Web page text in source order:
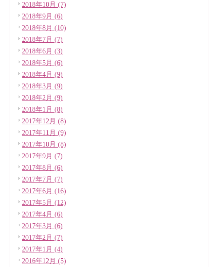
2018年10月 (7)
2018年9月 (6)
2018年8月 (10)
2018年7月 (7)
2018年6月 (3)
2018年5月 (6)
2018年4月 (9)
2018年3月 (9)
2018年2月 (9)
2018年1月 (8)
2017年12月 (8)
2017年11月 (9)
2017年10月 (8)
2017年9月 (7)
2017年8月 (6)
2017年7月 (7)
2017年6月 (16)
2017年5月 (12)
2017年4月 (6)
2017年3月 (6)
2017年2月 (7)
2017年1月 (4)
2016年12月 (5)